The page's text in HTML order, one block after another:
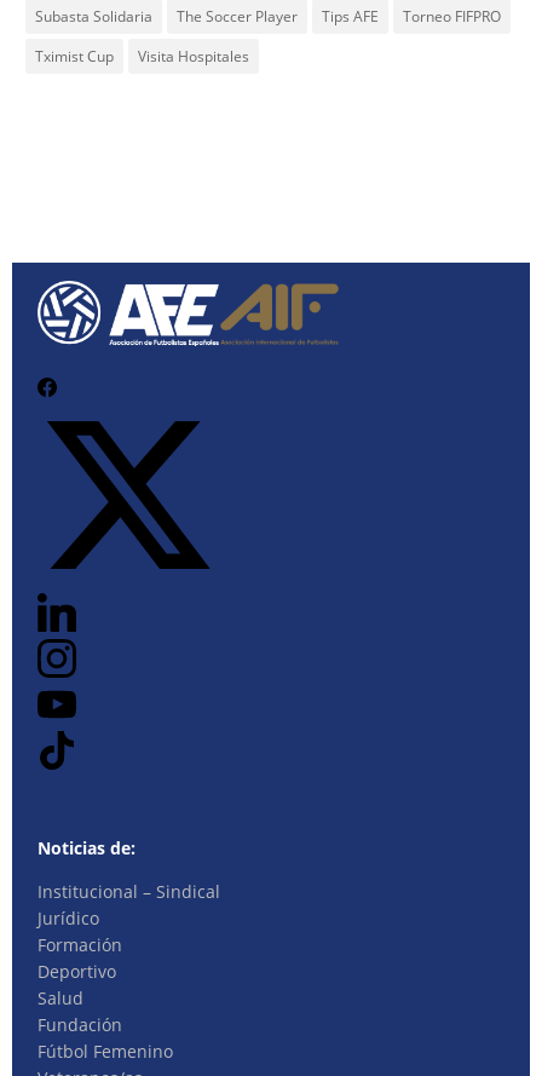
Subasta Solidaria
The Soccer Player Tips AFE
Torneo FIFPRO
Tximist Cup
Visita Hospitales
Noticias de:
Institucional – Sindical
Jurídico
Formación
Deportivo
Salud
Fundación
Fútbol Femenino